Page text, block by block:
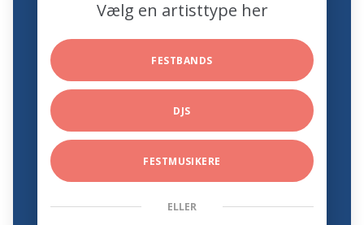
Vælg en artisttype her
FESTBANDS
DJS
FESTMUSIKERE
ELLER